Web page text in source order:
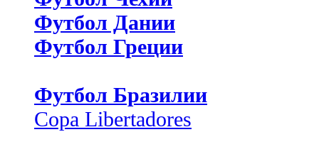
Футбол Дании
Футбол Греции
Футбол Бразилии
Copa Libertadores